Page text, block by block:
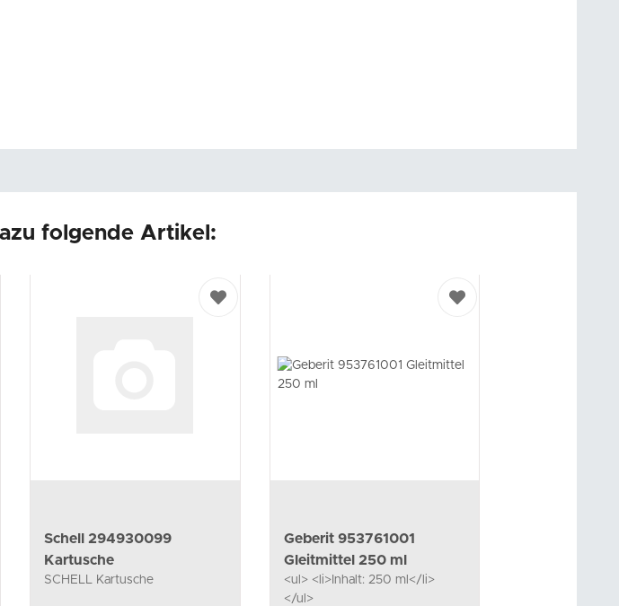
folgende Artikel:
Schell 294930099
Kartusche
SCHELL Kartusche
Geberit 953761001
Gleitmittel 250 ml
<ul> <li>Inhalt: 250 ml</li>
</ul>